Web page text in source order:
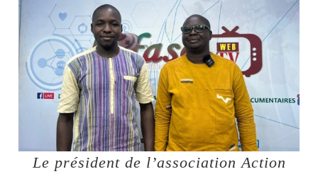
Le président de l’association Action